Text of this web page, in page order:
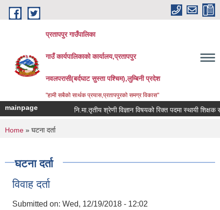
Skip to main content
प्रतापपुर गाउँपालिका
गाउँ कार्यपालिकाको कार्यालय,प्रतापपुर
नवलपरासी(बर्दघाट सुस्ता पश्चिम),लुम्बिनी प्रदेश
"हामी सबैको सार्थक प्रयास,प्रतापपुरको समग्र विकास"
mainpage नि.मा.तृतीय श्रेणी विज्ञान विषयको रिक्त पदमा स्थायी शिक्षक
You are here
Home » घटना दर्ता
घटना दर्ता
विवाह दर्ता
Submitted on: Wed, 12/19/2018 - 12:02